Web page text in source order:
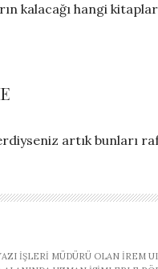
kalacağı hangi
artık
İŞLERI MÜDÜRÜ OLAN İREM